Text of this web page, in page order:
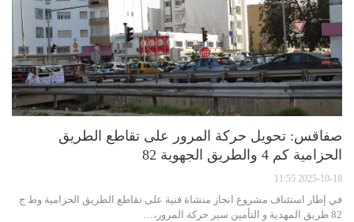
صفاقس: تحويل حركة المرور على تقاطع الطريق
الحزامية كم 4 والطريق الجهوية 82
2025-10-18 11:55
في إطار استئناف مشروع انجاز منشاة فنية على تقاطع الطريق الحزامية وط ج
82 طريق المهدية و التأمين سير حركة المرور،…